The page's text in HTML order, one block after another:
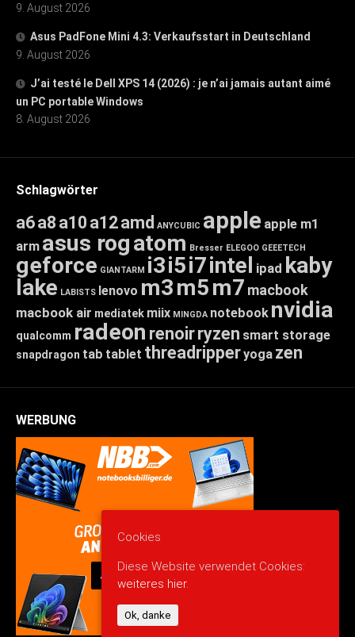
9. August 2026
Asus PadFone Mini 4.3: Verkaufsstart in Deutschland
9. August 2026
J’ai testé le Dell XPS 14 (2026) : je n’ai jamais autant aimé
un PC portable Windows
8. August 2026
Schlagwörter
a6a8 a10 a12amd ANYCUBIC apple apple m1
arm asus rogatom Bresser ELEGOO GEEETECH
geforce GIANTARM i3i5i7intel ipad kaby
lake LABISTS lenovo m3m5m7 macbook
macbook air mediatek miix MINGDA notebook nvidia
qualcomm radeon renoirryzen smart storage
snapdragon tab tablet threadripperyoga zen
WERBUNG
Cookies
Diese Website verwendet Cookies:
weiteres hier.
Ok, danke